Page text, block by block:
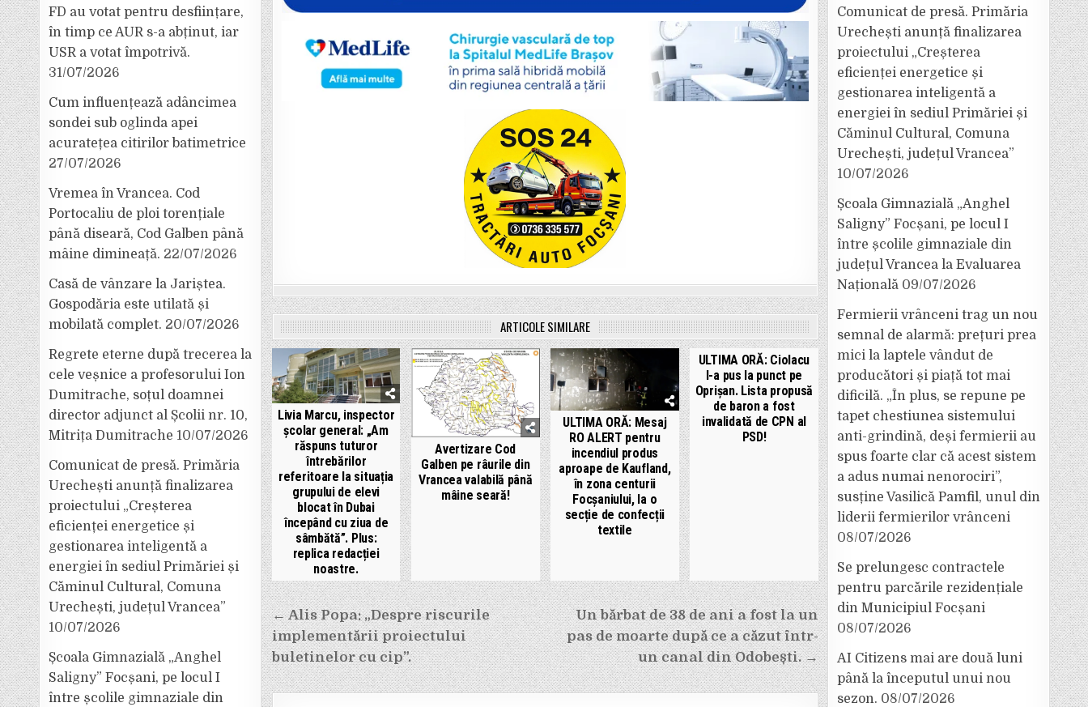
ARTICOLE SIMILARE
Livia Marcu, inspector
școlar general: „Am
răspuns tuturor
întrebărilor
referitoare la situația
grupului de elevi
blocat în Dubai
începând cu ziua de
sâmbătă”. Plus:
replica redacției
noastre.
Avertizare Cod
Galben pe râurile din
Vrancea valabilă până
mâine seară!
ULTIMA ORĂ: Mesaj
RO ALERT pentru
incendiul produs
aproape de Kaufland,
în zona centurii
Focșaniului, la o
secție de confecții
textile
ULTIMA ORĂ: Ciolacu
l-a pus la punct pe
Oprișan. Lista propusă
de baron a fost
invalidată de CPN al
PSD!
Navigare
în
articole
Un bărbat de 38 de ani a fost la un
pas de moarte după ce a căzut într-
un canal din Odobești. →
← Alis Popa: „Despre riscurile
implementării proiectului
buletinelor cu cip”.
FD au votat pentru desființare,
în timp ce AUR s-a abținut, iar
USR a votat împotrivă.
31/07/2026
Cum influențează adâncimea
sondei sub oglinda apei
acuratețea citirilor batimetrice
27/07/2026
Vremea în Vrancea. Cod
Portocaliu de ploi torențiale
până diseară, Cod Galben până
mâine dimineață. 22/07/2026
Casă de vânzare la Jariștea.
Gospodăria este utilată și
mobilată complet. 20/07/2026
Regrete eterne după trecerea la
cele veșnice a profesorului Ion
Dumitrache, soțul doamnei
director adjunct al Școlii nr. 10,
Mitrița Dumitrache 10/07/2026
Comunicat de presă. Primăria
Urechești anunță finalizarea
proiectului „Creșterea
eficienței energetice și
gestionarea inteligentă a
energiei în sediul Primăriei și
Căminul Cultural, Comuna
Urechești, județul Vrancea”
10/07/2026
Școala Gimnazială „Anghel
Saligny” Focșani, pe locul I
între școlile gimnaziale din
Comunicat de presă. Primăria
Urechești anunță finalizarea
proiectului „Creșterea
eficienței energetice și
gestionarea inteligentă a
energiei în sediul Primăriei și
Căminul Cultural, Comuna
Urechești, județul Vrancea”
10/07/2026
Școala Gimnazială „Anghel
Saligny” Focșani, pe locul I
între școlile gimnaziale din
județul Vrancea la Evaluarea
Națională 09/07/2026
Fermierii vrânceni trag un nou
semnal de alarmă: prețuri prea
mici la laptele vândut de
producători și piață tot mai
dificilă. „În plus, se repune pe
tapet chestiunea sistemului
anti-grindină, deși fermierii au
spus foarte clar că acest sistem
a adus numai nenorociri”,
susține Vasilică Pamfil, unul din
liderii fermierilor vrânceni
08/07/2026
Se prelungesc contractele
pentru parcările rezidențiale
din Municipiul Focșani
08/07/2026
AI Citizens mai are două luni
până la începutul unui nou
sezon. 08/07/2026